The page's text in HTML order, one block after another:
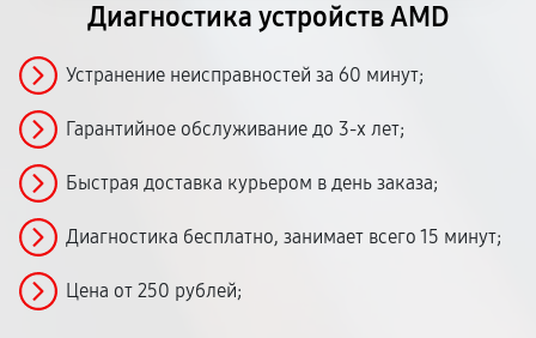
Диагностика устройств AMD
Устранение неисправностей за 60 минут;
Гарантийное обслуживание до 3-х лет;
Быстрая доставка курьером в день заказа;
Диагностика бесплатно, занимает всего 15 минут;
Цена от 250 рублей;